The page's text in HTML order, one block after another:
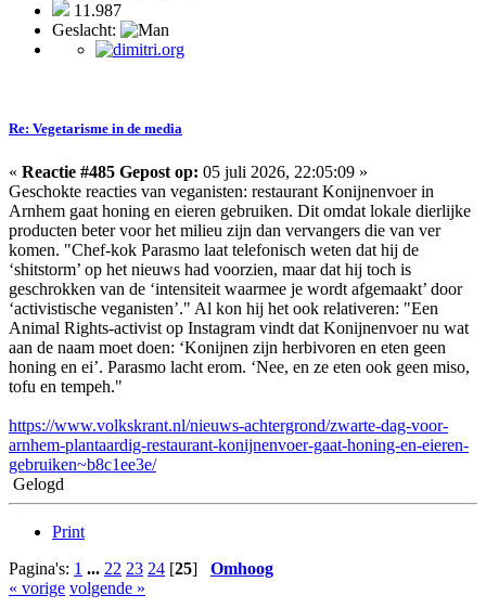
11.987
Geslacht:
Re: Vegetarisme in de media
« Reactie #485 Gepost op: 05 juli 2026, 22:05:09 »
Geschokte reacties van veganisten: restaurant Konijnenvoer in
Arnhem gaat honing en eieren gebruiken. Dit omdat lokale dierlijke
producten beter voor het milieu zijn dan vervangers die van ver
komen. "Chef-kok Parasmo laat telefonisch weten dat hij de
‘shitstorm’ op het nieuws had voorzien, maar dat hij toch is
geschrokken van de ‘intensiteit waarmee je wordt afgemaakt’ door
‘activistische veganisten’." Al kon hij het ook relativeren: "Een
Animal Rights-activist op Instagram vindt dat Konijnenvoer nu wat
aan de naam moet doen: ‘Konijnen zijn herbivoren en eten geen
honing en ei’. Parasmo lacht erom. ‘Nee, en ze eten ook geen miso,
tofu en tempeh."
https://www.volkskrant.nl/nieuws-achtergrond/zwarte-dag-voor-
arnhem-plantaardig-restaurant-konijnenvoer-gaat-honing-en-eieren-
gebruiken~b8c1ee3e/
Gelogd
Print
Pagina's: 1 ... 22 23 24 [25] Omhoog
« vorige volgende »